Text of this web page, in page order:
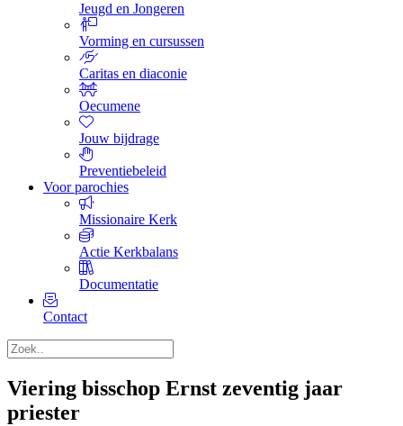
Jeugd en Jongeren
Vorming en cursussen
Caritas en diaconie
Oecumene
Jouw bijdrage
Preventiebeleid
Voor parochies
Missionaire Kerk
Actie Kerkbalans
Documentatie
Contact
Viering bisschop Ernst zeventig jaar
priester